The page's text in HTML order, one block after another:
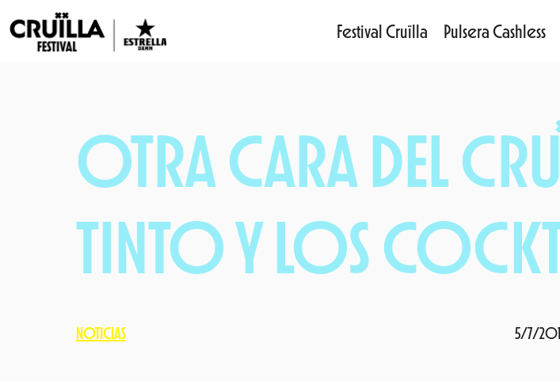
Festival Cruïlla Pulsera Cashless
OTRA CARA DEL
TINTO Y LOS
NOTICIAS 5/7/